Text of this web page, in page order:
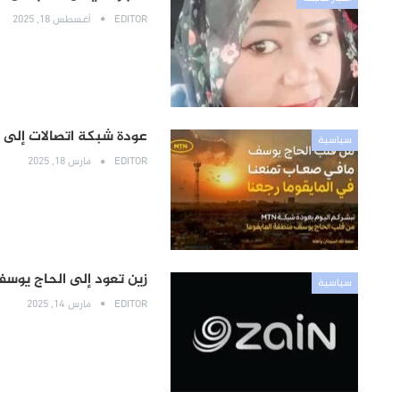
EDITOR أغسطس 18, 2025
سياسية عودة شبكة اتصالات إلى
EDITOR مارس 18, 2025
سياسية زين تعود إلى الحاج
EDITOR مارس 14, 2025